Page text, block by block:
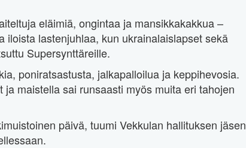
eläimiä, ongintaa ja mansikkakakkua –
iloista lastenjuhlaa, kun ukrainalaislapset sekä
Supersynttäreille.
poniratsastusta, jalkapalloilua ja keppihevosia.
maistella sai runsaasti myös muita eri tahojen
päivä, tuumi Vekkulan hallituksen jäsen